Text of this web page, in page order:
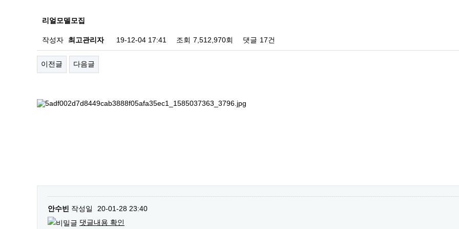
리얼모델모집
작성자 최고관리자 19-12-04 17:41 조회 7,512,970회 댓글 17건
이전글 다음글
안수빈 작성일
20-01-28 23:40
댓글내용 확인